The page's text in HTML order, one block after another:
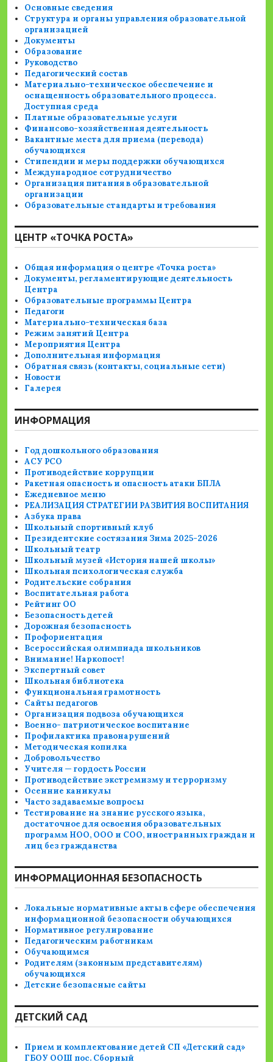
Основные сведения
Структура и органы управления образовательной
организацией
Документы
Образование
Руководство
Педагогический состав
Материально-техническое обеспечение и
оснащенность образовательного процесса.
Доступная среда
Платные образовательные услуги
Финансово-хозяйственная деятельность
Вакантные места для приема (перевода)
обучающихся
Стипендии и меры поддержки обучающихся
Международное сотрудничество
Организация питания в образовательной
организации
Образовательные стандарты и требования
ЦЕНТР «ТОЧКА РОСТА»
Общая информация о центре «Точка роста»
Документы, регламентирующие деятельность
Центра
Образовательные программы Центра
Педагоги
Материально-техническая база
Режим занятий Центра
Мероприятия Центра
Дополнительная информация
Обратная связь (контакты, социальные сети)
Новости
Галерея
ИНФОРМАЦИЯ
Год дошкольного образования
АСУ РСО
Противодействие коррупции
Ракетная опасность и опасность атаки БПЛА
Ежедневное меню
РЕАЛИЗАЦИЯ СТРАТЕГИИ РАЗВИТИЯ ВОСПИТАНИЯ
Азбука права
Школьный спортивный клуб
Президентские состязания Зима 2025-2026
Школьный театр
Школьный музей «История нашей школы»
Школьная психологическая служба
Родительские собрания
Воспитательная работа
Рейтинг ОО
Безопасность детей
Дорожная безопасность
Профориентация
Всероссийская олимпиада школьников
Внимание! Наркопост!
Экспертный совет
Школьная библиотека
Функциональная грамотность
Сайты педагогов
Организация подвоза обучающихся
Военно- патриотическое воспитание
Профилактика правонарушений
Методическая копилка
Добровольчество
Учителя — гордость России
Противодействие экстремизму и терроризму
Осенние каникулы
Часто задаваемые вопросы
Тестирование на знание русского языка,
достаточное для освоения образовательных
программ НОО, ООО и СОО, иностранных граждан и
лиц без гражданства
ИНФОРМАЦИОННАЯ БЕЗОПАСНОСТЬ
Локальные нормативные акты в сфере обеспечения
информационной безопасности обучающихся
Нормативное регулирование
Педагогическим работникам
Обучающимся
Родителям (законным представителям)
обучающихся
Детские безопасные сайты
ДЕТСКИЙ САД
Прием и комплектование детей СП «Детский сад»
ГБОУ ООШ пос. Сборный